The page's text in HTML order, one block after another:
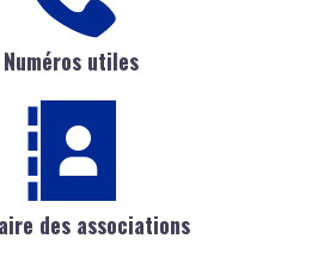
Numéros utiles
des associations